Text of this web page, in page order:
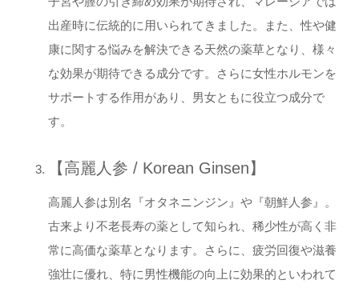
出産時に伝統的に用いられてきました。また、性や健
康に関する悩みを解決できる天然の薬草となり、様々
な効果が期待できる成分です。さらに女性ホルモンを
サポートする作用があり、男女ともに役立つ成分で
す。
【高麗人参 / Korean Ginsen】
高麗人参は別名『オタネニンジン』や『朝鮮人参』。
古来より不老長寿の薬として知られ、稀少性が高く非
常に高価な薬草となります。さらに、疲労回復や滋養
強壮に優れ、特に男性機能の向上に効果的といわれて